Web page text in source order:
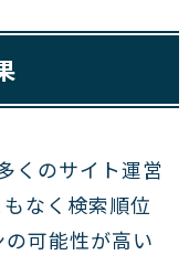
くのサイト運営
なく検索順位
可能性が高い